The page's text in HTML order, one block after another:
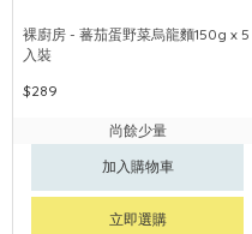
裸廚房 - 蕃茄蛋野菜烏龍麵150g x 5
入裝
$289
尚餘少量
加入購物車
立即選購